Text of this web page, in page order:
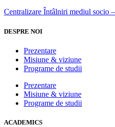
Centralizare Întâlniri mediul socio
DESPRE NOI
Prezentare
Misiune & viziune
Programe de studii
Prezentare
Misiune & viziune
Programe de studii
ACADEMICS